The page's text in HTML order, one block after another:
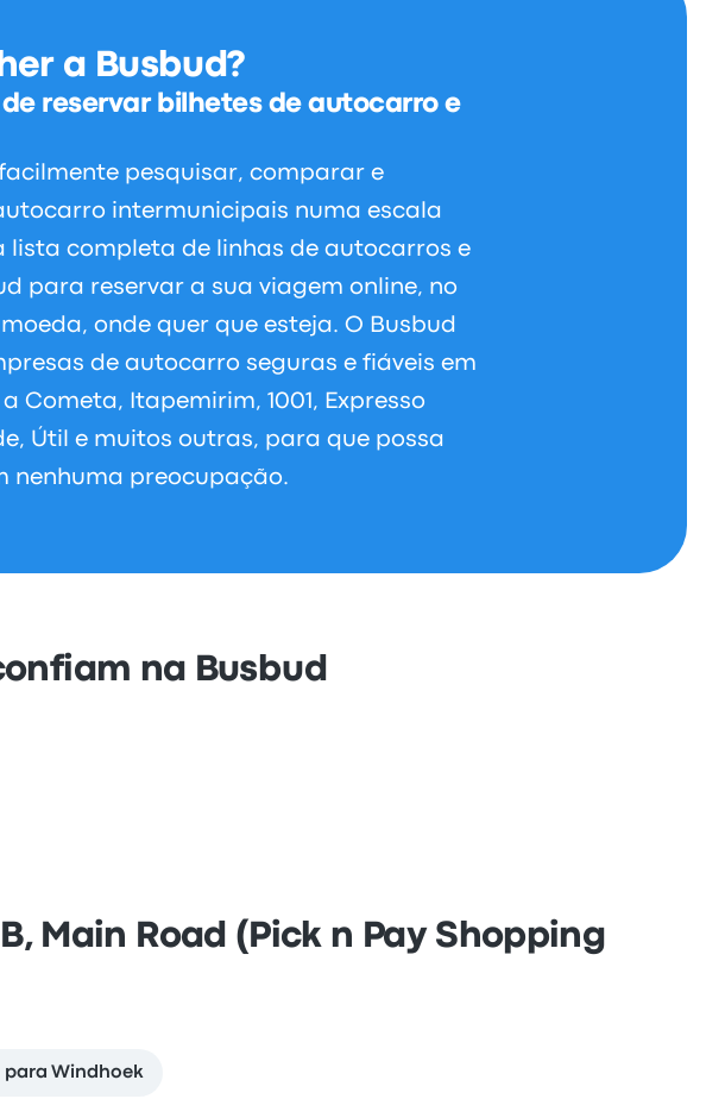
a Busbud?
reservar bilhetes de autocarro e
pesquisar, comparar e
intermunicipais numa escala
lista completa de linhas de autocarros e
para reservar a sua viagem online, no
onde quer que esteja. O Busbud
de autocarro seguras e fiáveis em
Cometa, Itapemirim, 1001, Expresso
Útil e muitos outras, para que possa
nenhuma preocupação.
na Busbud
Main Road (Pick n Pay Shopping
para Windhoek